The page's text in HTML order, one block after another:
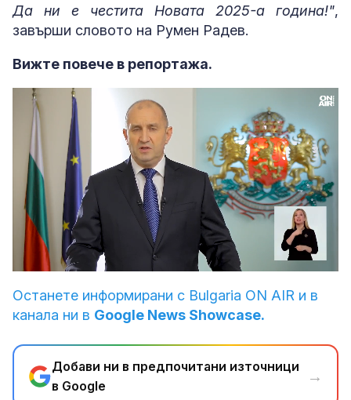
Да ни е честита Новата 2025-а година!",
завърши словото на Румен Радев.
Вижте повече в репортажа.
Unmute
Останете информирани с Bulgaria ON AIR и в
канала ни в Google News Showcase.
Добави ни в предпочитани източници
в Google
→